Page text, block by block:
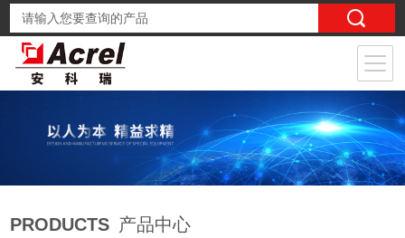
PRODUCTS 产品中心